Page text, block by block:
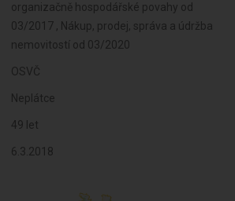
organizačně hospodářské povahy od
03/2017 , Nákup, prodej, správa a údržba
nemovitostí od 03/2020
OSVČ
Neplátce
49 let
6.3.2018